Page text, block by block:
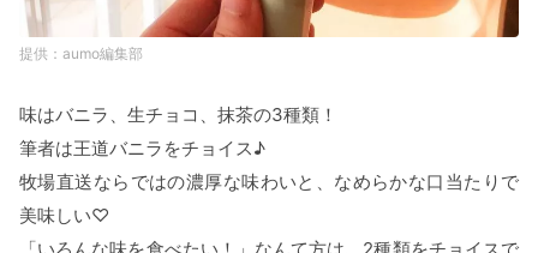
aumo編集部
味はバニラ、生チョコ、抹茶の3種類！
筆者は王道バニラをチョイス♪
牧場直送ならではの濃厚な味わいと、なめらかな口当たりで
美味しい♡